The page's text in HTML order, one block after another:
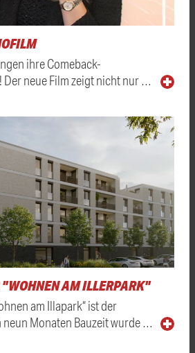
ihre Comeback-
Der neue Film zeigt nicht nur …
"WOHNEN AM ILLERPARK"
am Illapark“ ist der
Monaten Bauzeit wurde …